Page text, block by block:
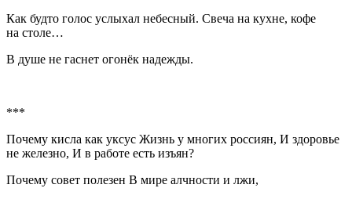
Как будто голос услыхал небесный. Свеча на кухне, кофе
на столе…
В душе не гаснет огонёк надежды.
***
Почему кисла как уксус Жизнь у многих россиян, И здоровье
не железно, И в работе есть изъян?
Почему совет полезен В мире алчности и лжи,